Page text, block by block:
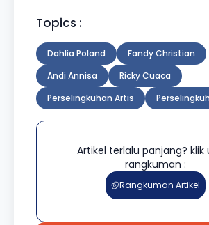
Topics :
Dahlia Poland
Fandy Christian
Andi Annisa
Ricky Cuaca
Perselingkuhan Artis
Artikel terlalu panjang? klik
rangkuman :
Rangkuman Artikel